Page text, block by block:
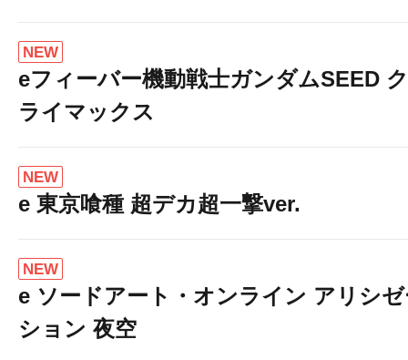
NEW
eフィーバー機動戦士ガンダムSEED ク
ライマックス
NEW
e 東京喰種 超デカ超一撃ver.
NEW
e ソードアート・オンライン アリシ
ション 夜空